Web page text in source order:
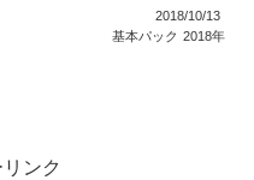
2018/10/13
基本パック 2018年
ンク